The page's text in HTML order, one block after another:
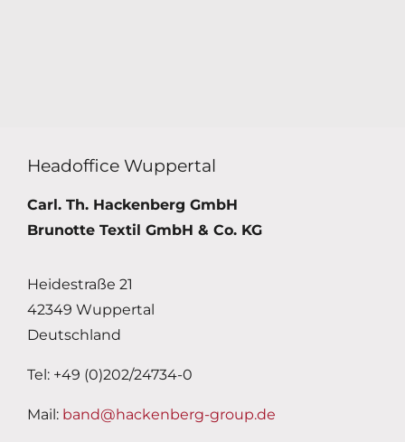
Headoffice Wuppertal
Carl. Th. Hackenberg GmbH
Brunotte Textil GmbH & Co. KG
Heidestraße 21
42349 Wuppertal
Deutschland
Tel: +49 (0)202/24734-0
Mail: band@hackenberg-group.de